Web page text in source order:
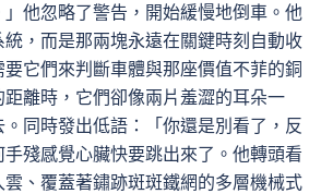
」他忽略了警告，開始緩慢地倒車。他
，而是那兩塊永遠在關鍵時刻自動收
它們來判斷車體與那座價值不菲的銅
離時，它們卻像兩片羞澀的耳朵一
同時發出低語：「你還是別看了，反
殘感覺心臟快要跳出來了。他轉頭看
、覆蓋著鏽跡斑斑鐵網的多層機械式